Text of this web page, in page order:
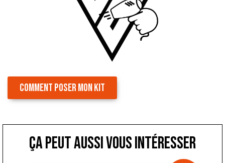
COMMENT POSER MON KIT
ça peut aussi vous intéresser